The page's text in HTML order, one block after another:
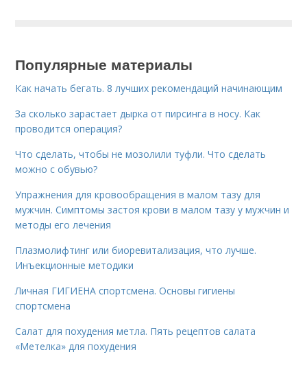
Популярные материалы
Как начать бегать. 8 лучших рекомендаций начинающим
За сколько зарастает дырка от пирсинга в носу. Как
проводится операция?
Что сделать, чтобы не мозолили туфли. Что сделать
можно с обувью?
Упражнения для кровообращения в малом тазу для
мужчин. Симптомы застоя крови в малом тазу у мужчин и
методы его лечения
Плазмолифтинг или биоревитализация, что лучше.
Инъекционные методики
Личная ГИГИЕНА спортсмена. Основы гигиены
спортсмена
Салат для похудения метла. Пять рецептов салата
«Метелка» для похудения